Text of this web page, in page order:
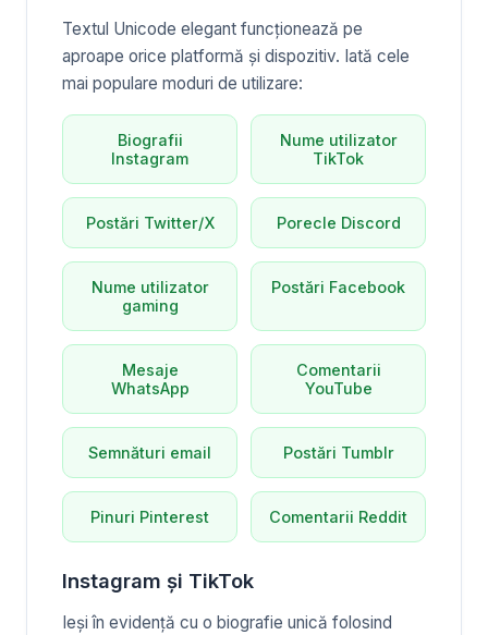
Textul Unicode elegant funcționează pe
aproape orice platformă și dispozitiv. Iată cele
mai populare moduri de utilizare:
Biografii
Instagram
Nume utilizator
TikTok
Postări Twitter/X Porecle Discord
Nume utilizator
gaming
Postări Facebook
Mesaje
WhatsApp
Comentarii
YouTube
Semnături email Postări Tumblr
Pinuri Pinterest Comentarii Reddit
Instagram și TikTok
Ieși în evidență cu o biografie unică folosind